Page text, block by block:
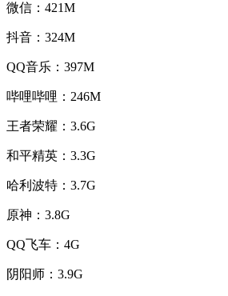
微信：421M
抖音：324M
QQ音乐：397M
哔哩哔哩：246M
王者荣耀：3.6G
和平精英：3.3G
哈利波特：3.7G
原神：3.8G
QQ飞车：4G
阴阳师：3.9G